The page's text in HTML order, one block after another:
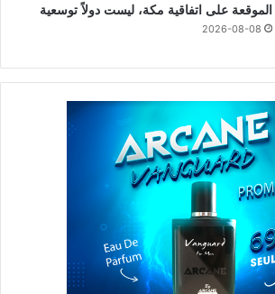
الموقعة على اتفاقية مكة، ليست دولاً توسعية
2026-08-08